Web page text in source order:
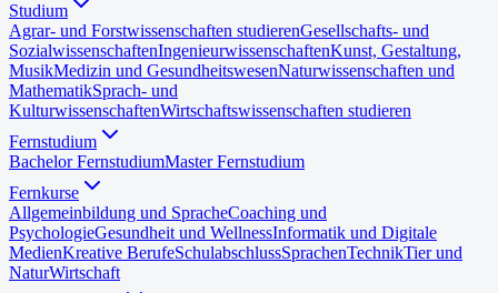
Studium
Agrar- und Forstwissenschaften studierenGesellschafts- und
SozialwissenschaftenIngenieurwissenschaftenKunst, Gestaltung,
MusikMedizin und GesundheitswesenNaturwissenschaften und
MathematikSprach- und
KulturwissenschaftenWirtschaftswissenschaften studieren
Fernstudium
Bachelor FernstudiumMaster Fernstudium
Fernkurse
Allgemeinbildung und SpracheCoaching und
PsychologieGesundheit und WellnessInformatik und Digitale
MedienKreative BerufeSchulabschlussSprachenTechnikTier und
NaturWirtschaft